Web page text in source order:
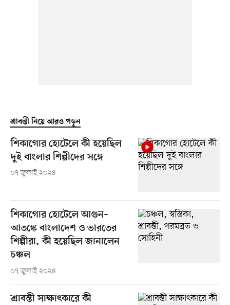
শ্রাবন্তী নিয়ে আরও পড়ুন
শিকাগোর হোটেলে কী হয়েছিল
দুই বাংলার শিল্পীদের সঙ্গে
০৭ জুলাই ২০২৪
শিকাগোর হোটেলে আগুন–
আতঙ্কে বাংলাদেশ ও ভারতের
শিল্পীরা, কী হয়েছিল জানালেন
চঞ্চল
০৭ জুলাই ২০২৪
শ্রাবন্তী সাক্ষাৎকারে কী